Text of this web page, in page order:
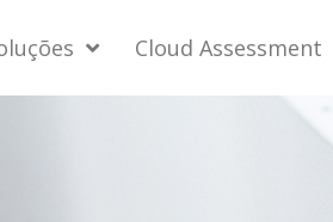
Cloud Assessment